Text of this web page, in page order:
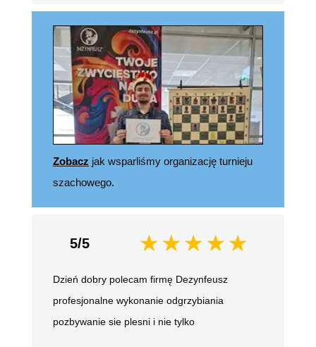
Zobacz jak wsparliśmy organizację turnieju
szachowego.
5/5
Dzień dobry polecam firmę Dezynfeusz
profesjonalne wykonanie odgrzybiania
pozbywanie sie plesni i nie tylko